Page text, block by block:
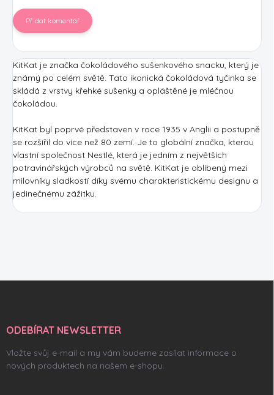
Přidat komentář
KitKat je značka čokoládového sušenkového snacku, který je
známý po celém světě. Tato ikonická čokoládová tyčinka se
skládá z vrstvy křehké sušenky a opláštěné je mléčnou
čokoládou.
KitKat byl poprvé představen v roce 1935 v Anglii a postupně
se rozšířil do více než 80 zemí. Je to globální značka, kterou
vlastní společnost Nestlé, která je jedním z největších
potravinářských výrobců na světě. KitKat je oblíbený mezi
milovníky sladkostí díky svému charakteristickému designu a
jedinečnému zážitku.
aODEBÍRAT NEWSLETTER
Vložte svůj e-mail a my vám budeme zasílat informace o
nových produktech na našem e-shopu.